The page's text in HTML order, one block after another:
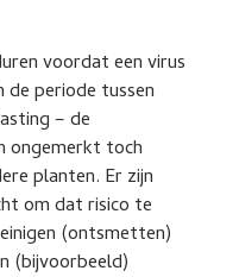
voordat een virus
de periode tussen
– de
ongemerkt toch
planten. Er zijn
om dat risico te
(ontsmetten)
(bijvoorbeeld)